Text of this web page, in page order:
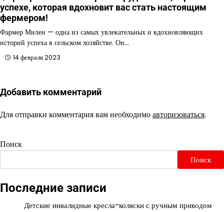
успехе, которая вдохновит вас стать настоящим
фермером!
Фармер Милен — одна из самых увлекательных и вдохновляющих
историй успеха в сельском хозяйстве. Он…
14 февраля 2023
Добавить комментарий
Для отправки комментария вам необходимоавторизоваться.
Поиск
Поиск
Последние записи
Детские инвалидные кресла-коляски с ручным приводом